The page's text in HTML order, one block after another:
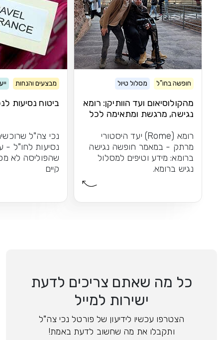
חופשה בחו"ל מסלול טיול
מהקולוסיאום ועד הוותיקן: רומא
נגישה, מרגשת ומתאימה לכל
רומא (Rome) יעד היסטורי
מרתק - במאמר חופשה נגישה
ברומא: מידע וטיפים למסלול
נגיש ברומא.
מבצעים והנחות
ביטוח נסיעות
נכי צה"ל
נסיעות לחו"ל -
שהפוליסה לא
קיים
כל מה שאתם צריכים לדעת
ישירות למייל
הצטרפו עכשיו לידיעון של פורטל נכי צה"ל
ותקבלו את מה שחשוב לדעת באמת!